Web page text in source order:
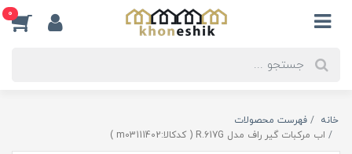
0
خانه
فهرست محصولات
اب مرکبات گیر راف مدل R.617G ( کدکالا:m03111402 )